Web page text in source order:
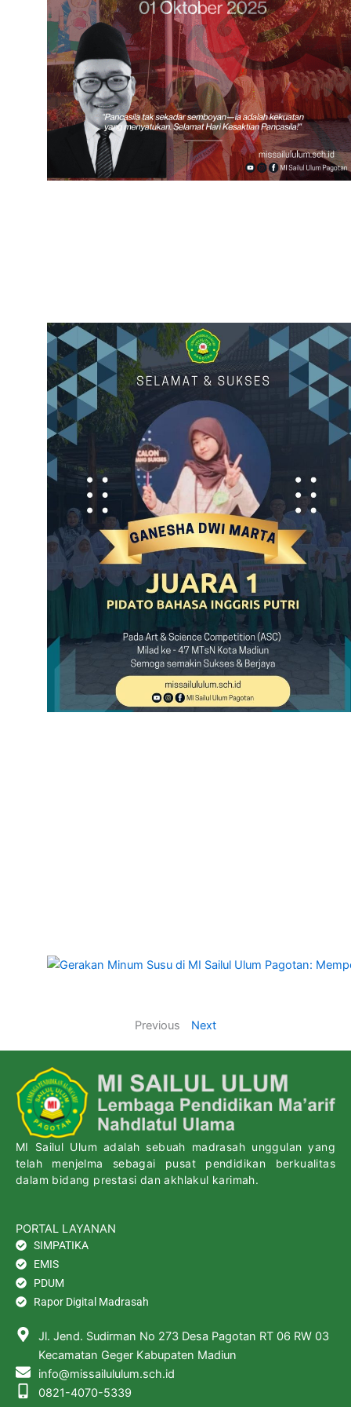
Previous Next
MI Sailul Ulum adalah sebuah madrasah unggulan yang
telah menjelma sebagai pusat pendidikan berkualitas
dalam bidang prestasi dan akhlakul karimah.
PORTAL LAYANAN
SIMPATIKA
EMIS
PDUM
Rapor Digital Madrasah
Jl. Jend. Sudirman No 273 Desa Pagotan RT 06 RW 03
Kecamatan Geger Kabupaten Madiun
info@missailululum.sch.id
0821-4070-5339